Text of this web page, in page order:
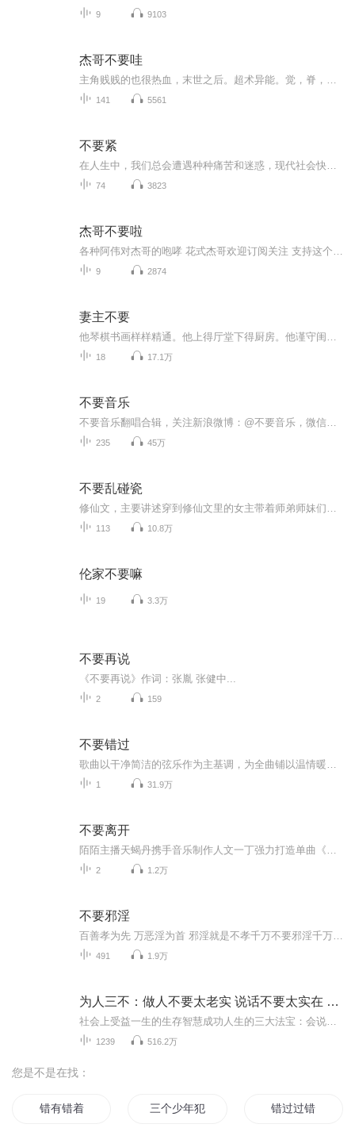
9 9103
杰哥不要哇
141 5561
不要紧
74 3823
杰哥不要啦
9 2874
妻主不要
18 17.1万
不要音乐
235 45万
不要乱碰瓷
113 10.8万
伦家不要嘛
19 3.3万
不要再说
《不要再说》作词：张胤 张健中...
2 159
不要错过
1 31.9万
不要离开
2 1.2万
不要邪淫
491 1.9万
为人三不：做人不要太老实 说话不要太实在 不要太本分
1239 516.2万
您是不是在找：
错有错着 三个少年犯 错过过错